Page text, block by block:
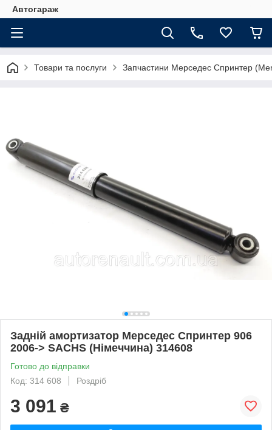
Автогараж
Товари та послуги Запчастини Мерседес Спринтер
Задній амортизатор Мерседес Спринтер 906
2006-> SACHS (Німеччина) 314608
Готово до відправки
Код: 314 608
Роздріб
3 091 ₴